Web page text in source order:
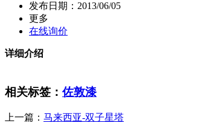
发布日期： 2013/06/05
更多
在线询价
详细介绍
相关标签： 佐敦漆
上一篇： 马来西亚-双子星塔